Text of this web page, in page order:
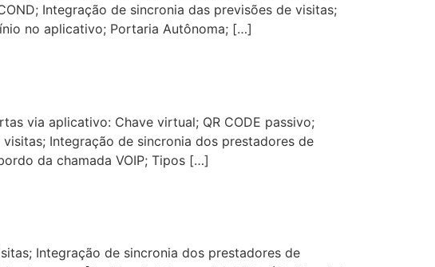
Integração de sincronia das previsões de visitas;
no aplicativo; Portaria Autônoma; […]
via aplicativo: Chave virtual; QR CODE passivo;
Integração de sincronia dos prestadores de
da chamada VOIP; Tipos […]
Integração de sincronia dos prestadores de